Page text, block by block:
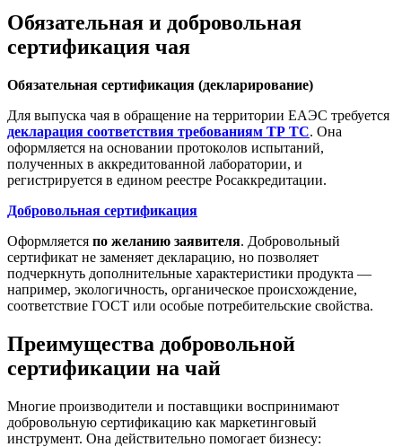
Обязательная и добровольная
сертификация чая
Обязательная сертификация (декларирование)
Для выпуска чая в обращение на территории ЕАЭС требуется
декларация соответствия требованиям ТР ТС. Она
оформляется на основании протоколов испытаний,
полученных в аккредитованной лаборатории, и
регистрируется в едином реестре Росаккредитации.
Добровольная сертификация
Оформляется по желанию заявителя. Добровольный
сертификат не заменяет декларацию, но позволяет
подчеркнуть дополнительные характеристики продукта —
например, экологичность, органическое происхождение,
соответствие ГОСТ или особые потребительские свойства.
Преимущества добровольной
сертификации на чай
Многие производители и поставщики воспринимают
добровольную сертификацию как маркетинговый
инструмент. Она действительно помогает бизнесу: